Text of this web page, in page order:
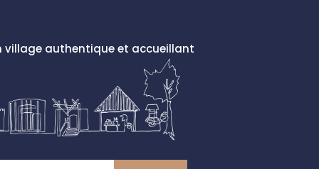
village authentique et accueillant